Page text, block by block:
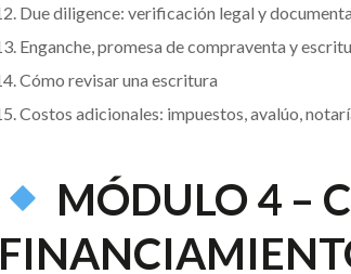
Due diligence: verificación legal y
Enganche, promesa de compraventa y
Cómo revisar una escritura
Costos adicionales: impuestos, avalúo,
MÓDULO 4 –